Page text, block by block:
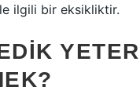
ilgili bir eksikliktir.